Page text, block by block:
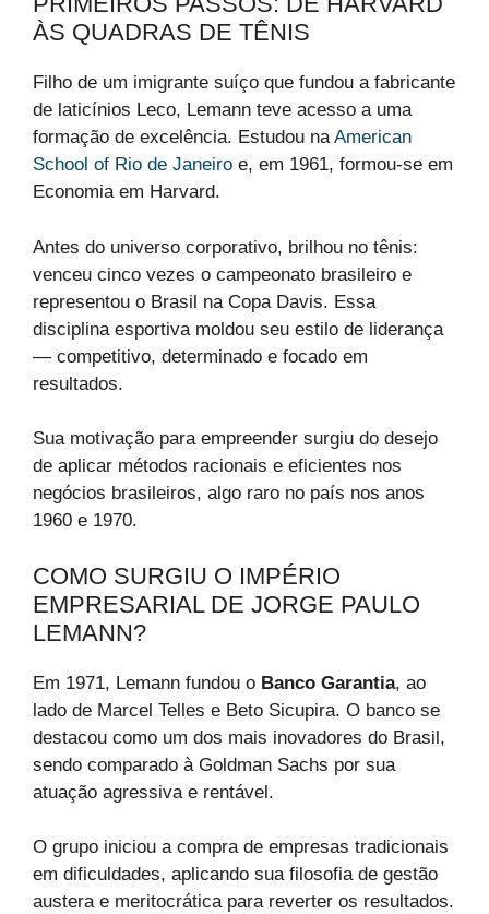
ÀS QUADRAS DE TÊNIS
Filho de um imigrante suíço que fundou a fabricante
de laticínios Leco, Lemann teve acesso a uma
formação de excelência. Estudou naAmerican
School of Rio de Janeiro e, em 1961, formou-se em
Economia em Harvard.
Antes do universo corporativo, brilhou no tênis:
venceu cinco vezes o campeonato brasileiro e
representou o Brasil na Copa Davis. Essa
disciplina esportiva moldou seu estilo de liderança
— competitivo, determinado e focado em
resultados.
Sua motivação para empreender surgiu do desejo
de aplicar métodos racionais e eficientes nos
negócios brasileiros, algo raro no país nos anos
1960 e 1970.
COMO SURGIU O IMPÉRIO
EMPRESARIAL DE JORGE PAULO
LEMANN?
Em 1971, Lemann fundou o Banco Garantia, ao
lado de Marcel Telles e Beto Sicupira. O banco se
destacou como um dos mais inovadores do Brasil,
sendo comparado à Goldman Sachs por sua
atuação agressiva e rentável.
O grupo iniciou a compra de empresas tradicionais
em dificuldades, aplicando sua filosofia de gestão
austera e meritocrática para reverter os resultados.